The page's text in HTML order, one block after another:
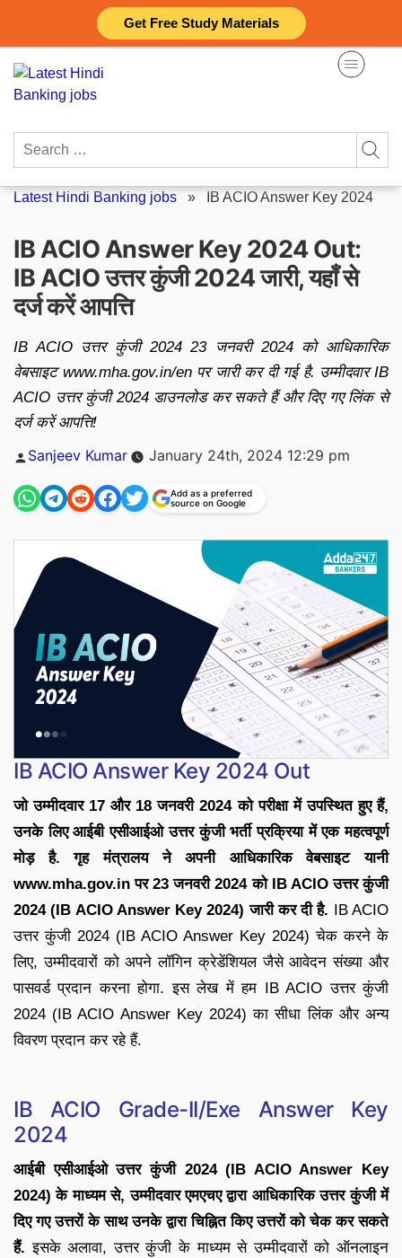
Get Free Study Materials
content
Search
Latest Hindi Banking jobs » IB ACIO Answer Key 2024
IB ACIO Answer Key 2024 Out:
IB ACIO उत्तर कुंजी 2024 जारी, यहाँ से
दर्ज करें आपत्ति
IB ACIO उत्तर कुंजी 2024 23 जनवरी 2024 को आधिकारिक
वेबसाइट www.mha.gov.in/en पर जारी कर दी गई है. उम्मीदवार IB
ACIO उत्तर कुंजी 2024 डाउनलोड कर सकते हैं और दिए गए लिंक से
दर्ज करें आपत्ति!
Posted
Sanjeev Kumar January 24th, 2024 12:29 pm
Add as a preferred
source on Google
IB ACIO Answer Key 2024 Out
जो उम्मीदवार 17 और 18 जनवरी 2024 को परीक्षा में उपस्थित हुए हैं,
उनके लिए आईबी एसीआईओ उत्तर कुंजी भर्ती प्रक्रिया में एक महत्वपूर्ण
मोड़ है. गृह मंत्रालय ने अपनी आधिकारिक वेबसाइट यानी
www.mha.gov.in पर 23 जनवरी 2024 को IB ACIO उत्तर कुंजी
2024 (IB ACIO Answer Key 2024) जारी कर दी है. IB ACIO
उत्तर कुंजी 2024 (IB ACIO Answer Key 2024) चेक करने के
लिए, उम्मीदवारों को अपने लॉगिन क्रेडेंशियल जैसे आवेदन संख्या और
पासवर्ड प्रदान करना होगा. इस लेख में हम IB ACIO उत्तर कुंजी
2024 (IB ACIO Answer Key 2024) का सीधा लिंक और अन्य
विवरण प्रदान कर रहे हैं.
IB ACIO Grade-II/Exe Answer Key
2024
आईबी एसीआईओ उत्तर कुंजी 2024 (IB ACIO Answer Key
2024) के माध्यम से, उम्मीदवार एमएचए द्वारा आधिकारिक उत्तर कुंजी में
दिए गए उत्तरों के साथ उनके द्वारा चिह्नित किए उत्तरों को चेक कर सकते
हैं. इसके अलावा, उत्तर कुंजी के माध्यम से उम्मीदवारों को ऑनलाइन